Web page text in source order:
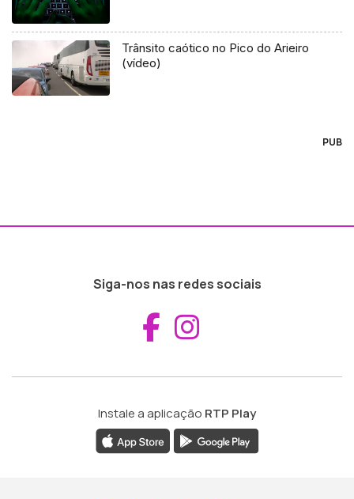
Trânsito caótico no Pico do Arieiro
(vídeo)
PUB
Siga-nos nas redes sociais
Aceder ao
Instale a aplicação RTP Play